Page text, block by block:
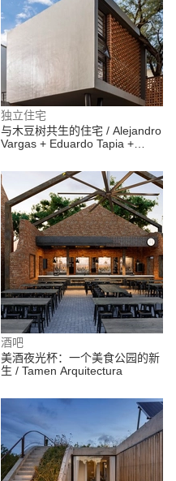
独立住宅
与木豆树共生的住宅 / Alejandro
Vargas + Eduardo Tapia +
ChristianVillanueva
酒吧
美酒夜光杯：一个美食公园的新
生 / Tamen Arquitectura